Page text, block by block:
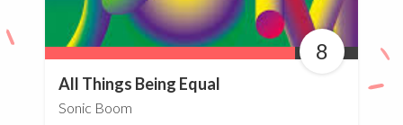
8
All Things Being Equal
Sonic Boom